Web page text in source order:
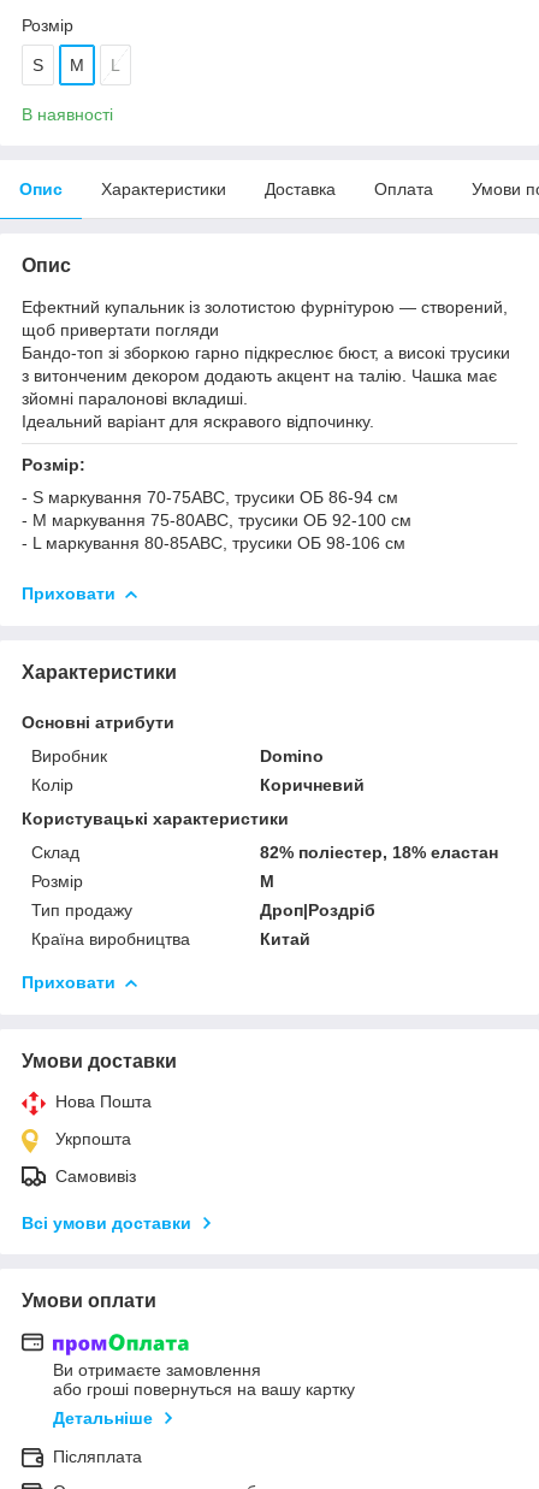
Розмір
S M L
В наявності
Опис Характеристики Доставка Оплата Умови
Опис
Ефектний купальник із золотистою фурнітурою — створений,
щоб привертати погляди
Бандо-топ зі зборкою гарно підкреслює бюст, а високі трусики
з витонченим декором додають акцент на талію. Чашка має
зйомні паралонові вкладиші.
Ідеальний варіант для яскравого відпочинку.
Розмір:
- S маркування 70-75АВС, трусики ОБ 86-94 см
- M маркування 75-80АВС, трусики ОБ 92-100 см
- L маркування 80-85АBC, трусики ОБ 98-106 см
Приховати
Характеристики
Основні атрибути
Виробник
Domino
Колір
Коричневий
Користувацькі характеристики
Склад
82% поліестер, 18% еластан
Розмір
M
Тип продажу
Дроп|Роздріб
Країна виробництва
Китай
Приховати
Умови доставки
Нова Пошта
Укрпошта
Самовивіз
Всі умови доставки
Умови оплати
Ви отримаєте замовлення
або гроші повернуться на вашу картку
Детальніше
Післяплата